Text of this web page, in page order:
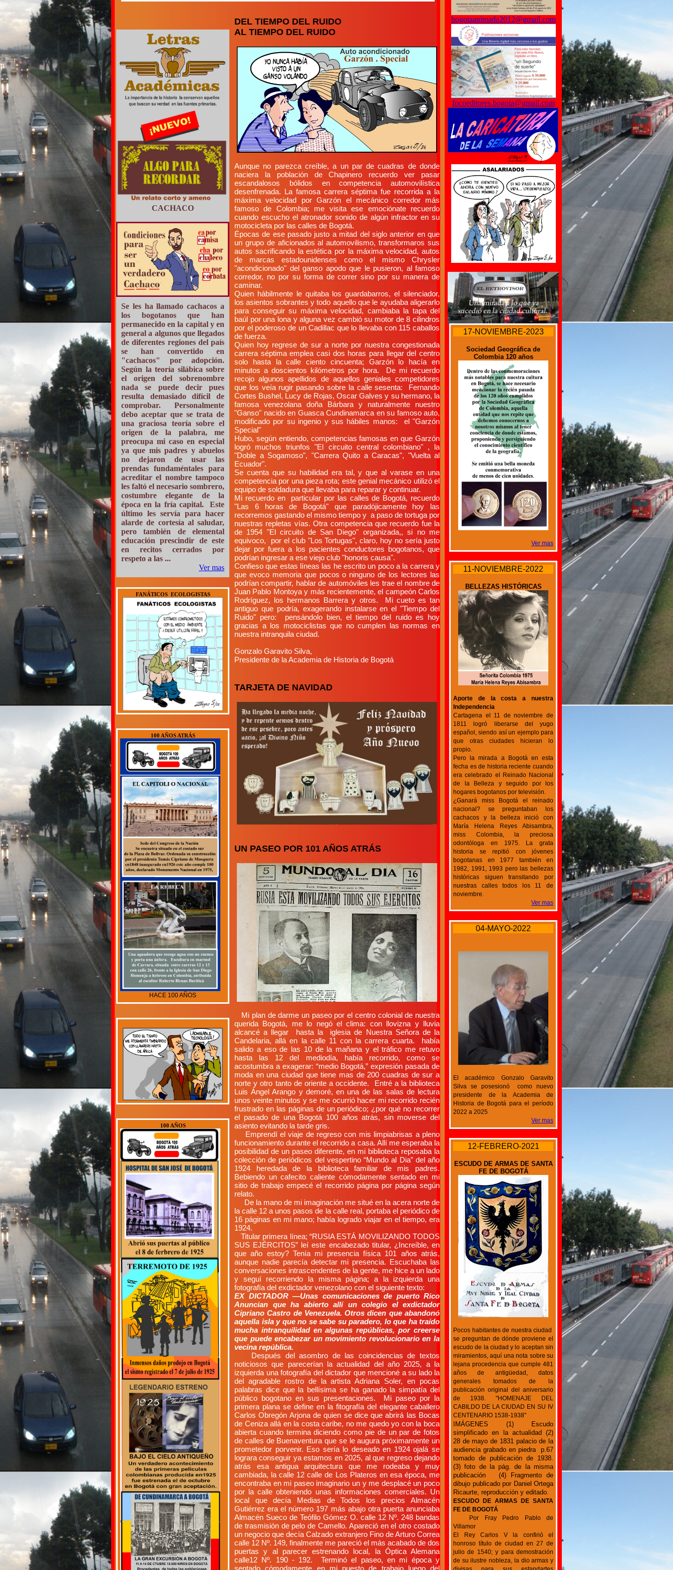
CACHACO
Se les ha llamado cachacos a
los bogotanos que han
permanecido en la capital y en
general a algunos que llegados
de diferentes regiones del país
se han convertido en
"cachacos" por adopción.
Según la teoría silábica sobre
el origen del sobrenombre
nada se puede decir pues
resulta demasiado difícil de
comprobar. Personalmente
debo aceptar que se trata de
una graciosa teoría sobre el
origen de la palabra, me
preocupa mi caso en especial
ya que mis padres y abuelos
no dejaron de usar las
prendas fundaméntales para
acreditar el nombre tampoco
les faltó el necesario sombrero,
costumbre elegante de la
época en la fría capital. Este
último les servía para hacer
alarde de cortesía al saludar,
pero también de elemental
educación prescindir de este
en recitos cerrados por
respeto a las ...
Ver mas
FANÁTICOS ECOLOGISTAS
100 AÑOS ATRÁS
HACE 100 AÑOS
100 AÑOS
DEL TIEMPO DEL RUIDO
AL TIEMPO DEL RUIDO
Aunque no parezca creíble, a un par de cuadras de donde
naciera la población de Chapinero recuerdo ver pasar
escandalosos bólidos en competencia automovilística
desenfrenada. La famosa carrera séptima fue recorrida a la
máxima velocidad por Garzón el mecánico corredor más
famoso de Colombia; me visita ese emociónate recuerdo
cuando escucho el atronador sonido de algún infractor en su
motocicleta por las calles de Bogotá.
Épocas de ese pasado justo a mitad del siglo anterior en que
un grupo de aficionados al automovilismo, transformaros sus
autos sacrificando la estética por la máxima velocidad, autos
de marcas estadounidenses como el mismo Chrysler
"acondicionado" del ganso apodo que le pusieron, al famoso
corredor, no por su forma de correr sino por su manera de
caminar.
Quien hábilmente le quitaba los guardabarros, el silenciador,
los asientos sobrantes y todo aquello que le ayudaba aligerarlo
para conseguir su máxima velocidad, cambiaba la tapa del
baúl por una lona y alguna vez cambió su motor de 8 cilindros
por el poderoso de un Cadillac que lo llevaba con 115 caballos
de fuerza.
Quien hoy regrese de sur a norte por nuestra congestionada
carrera séptima emplea casi dos horas para llegar del centro
solo hasta la calle ciento cincuenta; Garzón lo hacía en
minutos a doscientos kilómetros por hora. De mi recuerdo
recojo algunos apellidos de aquellos geniales competidores
que los veía rugir pasando sobre la calle sesenta: Fernando
Cortes Bushel, Lucy de Rojas, Oscar Galves y su hermano, la
famosa venezolana doña Bárbara y naturalmente nuestro
"Ganso" nacido en Guasca Cundinamarca en su famoso auto,
modificado por su ingenio y sus hábiles manos: el "Garzón
Special"
Hubo, según entiendo, competencias famosas en que Garzón
logró muchos triunfos "El circuito central colombiano" , la
"Doble a Sogamoso", "Carrera Quito a Caracas", "Vuelta al
Ecuador".
Se cuenta que su habilidad era tal, y que al varase en una
competencia por una pieza rota; este genial mecánico utilizó el
equipo de soldadura que llevaba para reparar y continuar.
Mi recuerdo en particular por las calles de Bogotá, recuerdo
"Las 6 horas de Bogotá" que paradójicamente hoy las
recorremos gastando el mismo tiempo y a paso de tortuga por
nuestras repletas vías. Otra competencia que recuerdo fue la
de 1954 "El circuito de San Diego" organizada,, si no me
equivoco, por el club "Los Tortugas", claro, hoy no sería justo
dejar por fuera a los pacientes conductores bogotanos, que
podrían ingresar a ese viejo club "honoris causa".
Confieso que estas líneas las he escrito un poco a la carrera y
que evoco memoria que pocos o ninguno de los lectores las
podrían compartir, hablar de automóviles les trae el nombre de
Juan Pablo Montoya y más recientemente, el campeón Carlos
Rodríguez, los hermanos Barrera y otros. Mi cueto es tan
antiguo que podría, exagerando instalarse en el "Tiempo del
Ruido" pero: pensándolo bien, el tiempo del ruido es hoy
gracias a los motociclistas que no cumplen las normas en
nuestra intranquila ciudad.
Gonzalo Garavito Silva,
Presidente de la Academia de Historia de Bogotá
TARJETA DE NAVIDAD
UN PASEO POR 101 AÑOS ATRÁS
Mi plan de darme un paseo por el centro colonial de nuestra
querida Bogotá, me lo negó el clima: con llovizna y lluvia
alcancé a llegar hasta la iglesia de Nuestra Señora de la
Candelaria, allá en la calle 11 con la carrera cuarta. había
salido a eso de las 10 de la mañana y el tráfico me retuvo
hasta las 12 del mediodía, había recorrido, como se
acostumbra a exagerar: “medio Bogotá,” expresión pasada de
moda en una ciudad que tiene mas de 200 cuadras de sur a
norte y otro tanto de oriente a occidente. Entré a la biblioteca
Luis Ángel Arango y demoré, en una de las salas de lectura
unos veinte minutos y se me ocurrió hacer mi recorrido recién
frustrado en las páginas de un periódico; ¿por qué no recorrer
el pasado de una Bogotá 100 años atrás, sin moverse del
asiento evitando la tarde gris.
Emprendí el viaje de regreso con mis limpiabrisas a pleno
funcionamiento durante el recorrido a casa. Allí me esperaba la
posibilidad de un paseo diferente, en mi biblioteca reposaba la
colección de periódicos del vespertino “Mundo al Dia” del año
1924 heredada de la biblioteca familiar de mis padres.
Bebiendo un cafecito caliente cómodamente sentado en mi
sitio de trabajo empecé el recorrido página por página según
relato.
De la mano de mi imaginación me situé en la acera norte de
la calle 12 a unos pasos de la calle real, portaba el periódico de
16 páginas en mi mano; había logrado viajar en el tiempo, era
1924.
Titular primera línea; “RUSIA ESTÁ MOVILIZANDO TODOS
SUS EJÉRCITOS” leí este encabezado titular, ¿Increíble, en
que año estoy? Tenía mi presencia física 101 años atrás,
aunque nadie parecía detectar mi presencia. Escuchaba las
conversaciones intrascendentes de la gente, me hice a un lado
y seguí recorriendo la misma página; a la izquierda una
fotografía del exdictador venezolano con el siguiente texto:
EX DICTADOR —Unas comunicaciones de puerto Rico
Anuncian que ha abierto allí un colegio el exdictador
Cipriano Castro de Venezuela. Otros dicen que abandonó
aquella isla y que no se sabe su paradero, lo que ha traído
mucha intranquilidad en algunas repúblicas, por creerse
que puede encabezar un movimiento revolucionario en la
vecina república.
Después del asombro de las coincidencias de textos
noticiosos que parecerían la actualidad del año 2025, a la
izquierda una fotografía del dictador que mencioné a su lado la
del agradable rostro de la artista Adriana Soler, en pocas
palabras dice que la bellísima se ha ganado la simpatía del
público bogotano en sus presentaciones. Mi paseo por la
primera plana se define en la fitografía del elegante caballero
Carlos Obregón Arjona de quien se dice que abrirá las Bocas
de Ceniza allá en la costa caribe, no me quedo yo con la boca
abierta cuando termina diciendo como pie de un par de fotos
de calles de Buenaventura que se le augura próximamente un
prometedor porvenir. Eso sería lo deseado en 1924 ojalá se
lograra conseguir ya estamos en 2025, al que regreso dejando
atrás esa antigua arquitectura que me rodeaba y muy
cambiada, la calle 12 calle de Los Plateros en esa época, me
encontraba en mi paseo imaginario un y me desplacé un poco
por la calle obteniendo unas informaciones comerciales. Un
local que decía Medias de Todos los precios Almacén
Gutiérrez era el número 197 más abajo otra puerta anunciaba
Almacén Sueco de Teófilo Gómez O. calle 12 Nº. 248 bandas
de trasmisión de pelo de Camello. Apareció en el otro costado
un negocio que decía Calzado extranjero Fino de Arturo Correa
calle 12 Nº. 149, finalmente me pareció el más acabado de dos
puertas y al parecer estrenando local, la Óptica Alemana
calle12 Nº. 190 - 192. Terminó el paseo, en mi época y
bogotaanimada2012@gmail.com
focoeditores.bogota@gmail.com
17-NOVIEMBRE-2023
Sociedad Geográfica de
Colombia 120 años
Ver mas
11-NOVIEMBRE-2022
BELLEZAS HISTÓRICAS
Aporte de la costa a nuestra
Independencia
Cartagena el 11 de noviembre de
1811 logró liberarse del yugo
español, siendo así un ejemplo para
que otras ciudades hicieran lo
propio.
Pero la mirada a Bogotá en esta
fecha es de historia reciente cuando
era celebrado el Reinado Nacional
de la Belleza y seguido por los
hogares bogotanos por televisión.
¿Ganará miss Bogotá el reinado
nacional? se preguntaban los
cachacos y la belleza inició con
María Helena Reyes Abisambra,
miss Colombia, la preciosa
odontóloga en 1975. La grata
historia se repitió con jóvenes
bogotanas en 1977 también en
1982, 1991, 1993 pero las bellezas
históricas siguen transitando por
nuestras calles todos los 11 de
noviembre.
Ver mas
04-MAYO-2022
El académico Gonzalo Garavito
Silva se posesionó como nuevo
presidente de la Academia de
Historia de Bogotá para el período
2022 a 2025
Ver mas
12-FEBRERO-2021
ESCUDO DE ARMAS DE SANTA
FE DE BOGOTÁ
Pocos habitantes de nuestra ciudad
se preguntan de dónde proviene el
escudo de la ciudad y lo aceptan sin
miramientos, aquí una nota sobre su
lejana procedencia que cumple 481
años de antigüedad, datos
generales tomados de la
publicación original del aniversario
de 1938. "HOMENAJE DEL
CABILDO DE LA CIUDAD EN SU IV
CENTENARIO 1538-1938"
IMÁGENES (1) Escudo
simplificado en la actualidad (2)
28 de mayo de 1831 palacio de la
audiencia grabado en piedra p.67
tomado de publicación de 1938.
(3) foto de la pág. de la misma
publicación (4) Fragmento de
dibujo publicado por Daniel Ortega
Ricaurte, reproducción y editado.
ESCUDO DE ARMAS DE SANTA
FE DE BOGOTÁ
Por Fray Pedro Pablo de
Villamor
El Rey Carlos V la confirió el
honroso título de ciudad en 27 de
julio de 1540; y para demostración
de su ilustre nobleza, la dio armas y